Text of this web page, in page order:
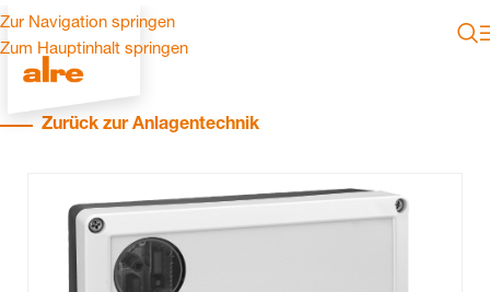
Zur Navigation springen
Zum Hauptinhalt springen
Zurück zur Anlagentechnik